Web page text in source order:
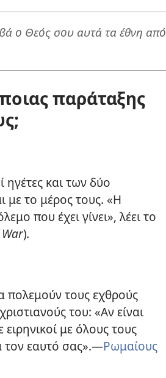
ο Θεός σου αυτά τα έθνη από
παράταξης
ηγέτες και των δύο
με το μέρος τους. «Η
που έχει γίνει», λέει το
War).
πολεμούν τους εχθρούς
του: «Αν είναι
με όλους τους
τον εαυτό σας».​—Ρωμαίους